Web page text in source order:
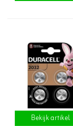
Bekijk artikel